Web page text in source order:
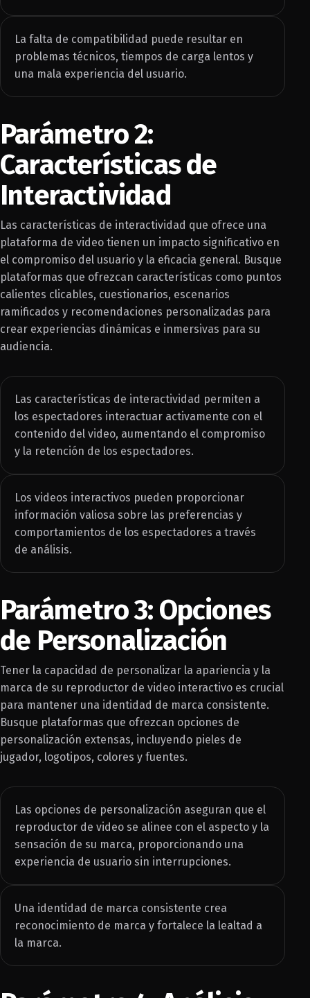
La falta de compatibilidad puede resultar en
problemas técnicos, tiempos de carga lentos y
una mala experiencia del usuario.
Parámetro 2:
Características de
Interactividad
Las características de interactividad que ofrece una
plataforma de video tienen un impacto significativo en
el compromiso del usuario y la eficacia general. Busque
plataformas que ofrezcan características como puntos
calientes clicables, cuestionarios, escenarios
ramificados y recomendaciones personalizadas para
crear experiencias dinámicas e inmersivas para su
audiencia.
Las características de interactividad permiten a
los espectadores interactuar activamente con el
contenido del video, aumentando el compromiso
y la retención de los espectadores.
Los videos interactivos pueden proporcionar
información valiosa sobre las preferencias y
comportamientos de los espectadores a través
de análisis.
Parámetro 3: Opciones
de Personalización
Tener la capacidad de personalizar la apariencia y la
marca de su reproductor de video interactivo es crucial
para mantener una identidad de marca consistente.
Busque plataformas que ofrezcan opciones de
personalización extensas, incluyendo pieles de
jugador, logotipos, colores y fuentes.
Las opciones de personalización aseguran que el
reproductor de video se alinee con el aspecto y la
sensación de su marca, proporcionando una
experiencia de usuario sin interrupciones.
Una identidad de marca consistente crea
reconocimiento de marca y fortalece la lealtad a
la marca.